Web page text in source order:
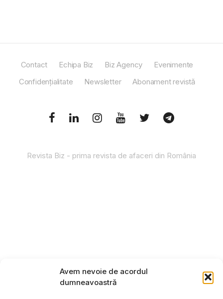
Avem nevoie de acordul
dumneavoastră
Contact Echipa Biz Biz Agency
Evenimente
Confidențialitate
Newsletter Abonament revistă
Revista Biz - prima revista de afaceri din România